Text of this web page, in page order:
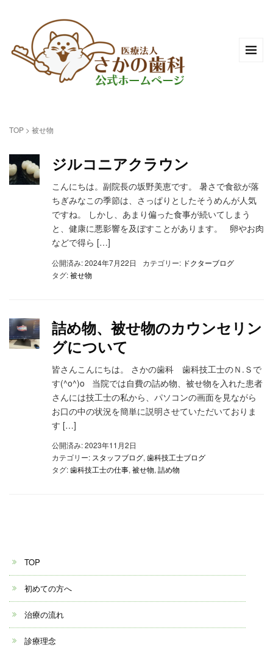
TOP > 被せ物
ジルコニアクラウン
こんにちは。副院長の坂野美恵です。 暑さで食欲が落
ちぎみなこの季節は、さっぱりとしたそうめんが人気
ですね。 しかし、あまり偏った食事が続いてしまう
と、健康に悪影響を及ぼすことがあります。 卵やお肉
などで得ら […]
公開済み: 2024年7月22日 カテゴリー: ドクターブログ
タグ:被せ物
詰め物、被せ物のカウンセリン
グについて
皆さんこんにちは。 さかの歯科 歯科技工士のＮ.Ｓで
す(^o^)o 当院では自費の詰め物、被せ物を入れた患者
さんには技工士の私から、パソコンの画面を見ながら
お口の中の状況を簡単に説明させていただいておりま
す […]
公開済み: 2023年11月2日
カテゴリー: スタッフブログ, 歯科技工士ブログ
タグ:歯科技工士の仕事, 被せ物, 詰め物
TOP
初めての方へ
治療の流れ
診療理念